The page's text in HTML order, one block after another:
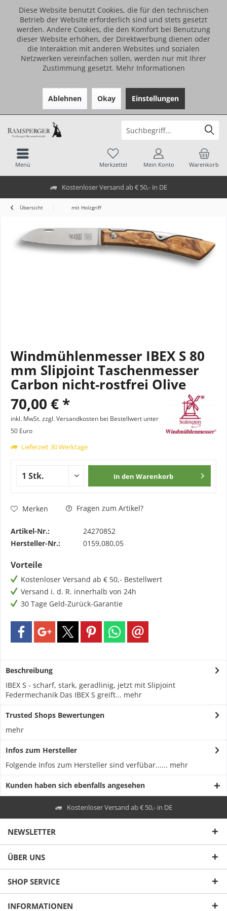
Diese Website benutzt Cookies, die für den technischen
Betrieb der Website erforderlich sind und stets gesetzt
werden. Andere Cookies, die den Komfort bei Benutzung
dieser Website erhöhen, der Direktwerbung dienen oder
die Interaktion mit anderen Websites und sozialen
Netzwerken vereinfachen sollen, werden nur mit Ihrer
Zustimmung gesetzt. Mehr Informationen
Ablehnen Okay Einstellungen
Kostenloser Versand ab € 50,- in DE
Warenkorb
Merkzettel Mein Konto
Menü
Übersicht mit Holzgriff
Windmühlenmesser IBEX S 80
mm Slipjoint Taschenmesser
Carbon nicht-rostfrei Olive
70,00 € *
inkl. MwSt.zzgl. Versandkosten bei Bestellwert unter
50 Euro
Lieferzeit 30 Werktage
In den Warenkorb
Merken Fragen zum Artikel?
Artikel-Nr.:
24270852
Hersteller-Nr.:
0159,080,05
Vorteile
Kostenloser Versand ab € 50,- Bestellwert
Versand i. d. R. innerhalb von 24h
30 Tage Geld-Zurück-Garantie
Beschreibung
IBEX S - scharf, stark, geradlinig, jetzt mit Slipjoint
Federmechanik Das IBEX S greift... mehr
Trusted Shops Bewertungen
mehr
Infos zum Hersteller
Folgende Infos zum Hersteller sind verfübar...... mehr
Kunden haben sich ebenfalls angesehen
Kostenloser Versand ab € 50,- in DE
NEWSLETTER
ÜBER UNS
SHOP SERVICE
INFORMATIONEN